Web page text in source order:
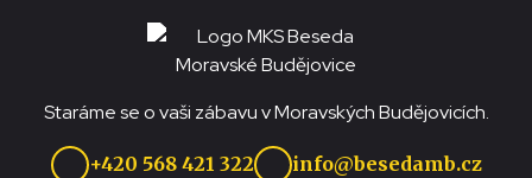
Staráme se o vaši zábavu v Moravských Budějovicích.
+420 568 421 322 info@besedamb.cz